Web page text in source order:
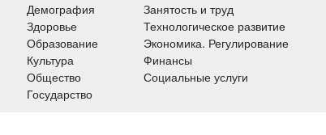
Демография
Здоровье
Образование
Культура
Общество
Государство
Занятость и труд
Технологическое развитие
Экономика. Регулирование
Финансы
Социальные услуги